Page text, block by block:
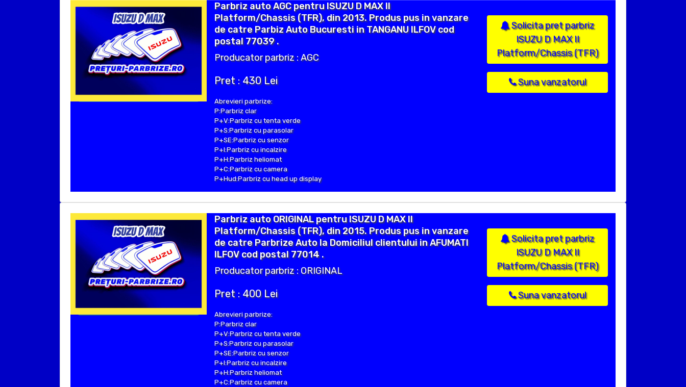
Parbriz auto AGC pentru ISUZU D MAX II
Platform/Chassis (TFR), din 2013. Produs pus in vanzare
de catre Parbiz Auto Bucuresti in TANGANU ILFOV cod
postal 77039 .
Producator parbriz : AGC
Pret : 430 Lei
Abrevieri parbrize:
P:Parbriz clar
P+V:Parbriz cu tenta verde
P+S:Parbriz cu parasolar
P+SE:Parbriz cu senzor
P+I:Parbriz cu incalzire
P+H:Parbriz heliomat
P+C:Parbriz cu camera
P+Hud:Parbriz cu head up display
Solicita pret parbriz
ISUZU D MAX II
Platform/Chassis (TFR)
Suna vanzatorul
Parbriz auto ORIGINAL pentru ISUZU D MAX II
Platform/Chassis (TFR), din 2015. Produs pus in vanzare
de catre Parbrize Auto la Domiciliul clientului in AFUMATI
ILFOV cod postal 77014 .
Producator parbriz : ORIGINAL
Pret : 400 Lei
Abrevieri parbrize:
P:Parbriz clar
P+V:Parbriz cu tenta verde
P+S:Parbriz cu parasolar
P+SE:Parbriz cu senzor
P+I:Parbriz cu incalzire
P+H:Parbriz heliomat
P+C:Parbriz cu camera
Solicita pret parbriz
ISUZU D MAX II
Platform/Chassis (TFR)
Suna vanzatorul